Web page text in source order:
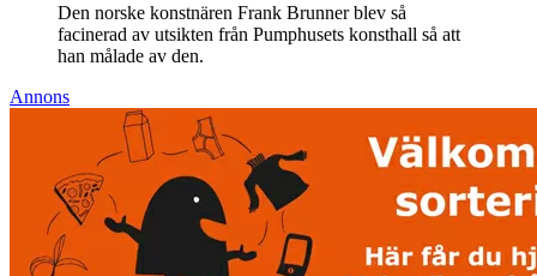
Den norske konstnären Frank Brunner blev så
facinerad av utsikten från Pumphusets konsthall så att
han målade av den.
Annons